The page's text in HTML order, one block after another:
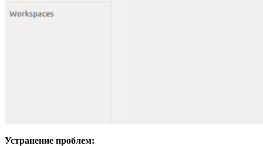
Устранение проблем: